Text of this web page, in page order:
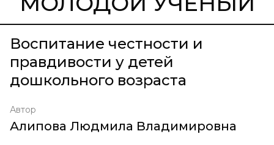
Воспитание честности и
правдивости у детей
дошкольного возраста
Автор
Алипова Людмила Владимировна